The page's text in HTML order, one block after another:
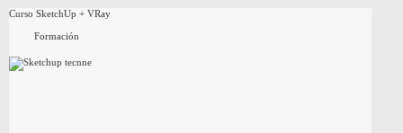
Curso SketchUp + VRay
Formación